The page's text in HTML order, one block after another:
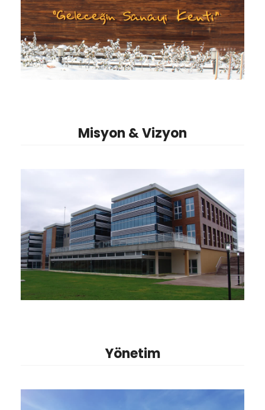
Misyon & Vizyon
Yönetim